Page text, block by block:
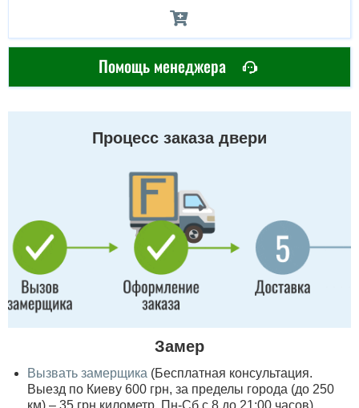
Помощь менеджера
Процесс заказа двери
Замер
Вызвать замерщика (Бесплатная консультация.
Выезд по Киеву 600 грн, за пределы города (до 250
км) – 35 грн километр, Пн-Сб с 8 до 21:00 часов)